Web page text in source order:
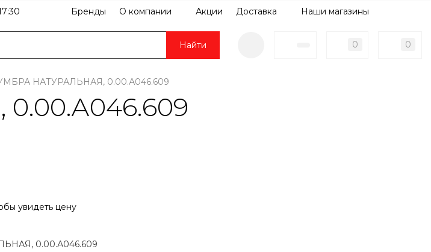
Бренды О компании Акции Доставка Наши магазины
0 0
Найти
НАТУРАЛЬНАЯ, 0.00.А046.609
увидеть цену
0.00.А046.609